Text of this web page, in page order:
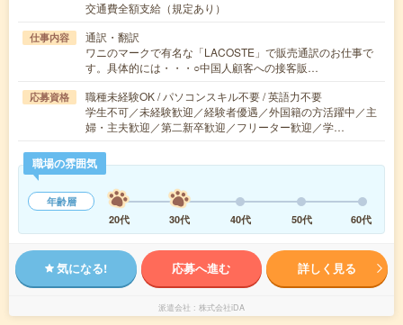
交通費全額支給（規定あり）
仕事内容
通訳・翻訳
ワニのマークで有名な「LACOSTE」で販売通訳のお仕事で
す。具体的には・・・○中国人顧客への接客販…
応募資格
職種未経験OK / パソコンスキル不要 / 英語力不要
学生不可／未経験歓迎／経験者優遇／外国籍の方活躍中／主
婦・主夫歓迎／第二新卒歓迎／フリーター歓迎／学…
職場の雰囲気
年齢層
20代
30代 40代 50代 60代
気になる! 応募へ進む 詳しく見る
派遣会社 株式会社iDA